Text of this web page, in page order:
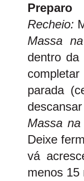
Preparo
Recheio:
Massa
dentro da
parada
Massa na
Deixe
vá
menos 15